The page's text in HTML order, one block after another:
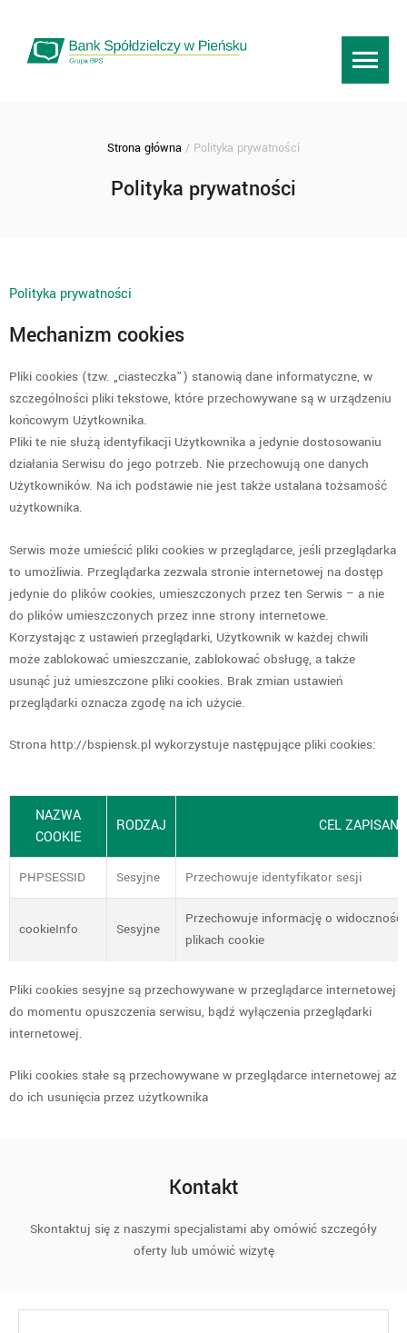
Strona główna / Polityka prywatności
Polityka prywatności
Polityka prywatności
Mechanizm cookies
Pliki cookies (tzw. „ciasteczka”) stanowią dane informatyczne, w
szczególności pliki tekstowe, które przechowywane są w urządzeniu
końcowym Użytkownika.
Pliki te nie służą identyfikacji Użytkownika a jedynie dostosowaniu
działania Serwisu do jego potrzeb. Nie przechowują one danych
Użytkowników. Na ich podstawie nie jest także ustalana tożsamość
użytkownika.
Serwis może umieścić pliki cookies w przeglądarce, jeśli przeglądarka
to umożliwia. Przeglądarka zezwala stronie internetowej na dostęp
jedynie do plików cookies, umieszczonych przez ten Serwis – a nie
do plików umieszczonych przez inne strony internetowe.
Korzystając z ustawień przeglądarki, Użytkownik w każdej chwili
może zablokować umieszczanie, zablokować obsługę, a także
usunąć już umieszczone pliki cookies. Brak zmian ustawień
przeglądarki oznacza zgodę na ich użycie.
Strona http://bspiensk.pl wykorzystuje następujące pliki cookies:
NAZWA
COOKIE
RODZAJ CEL
PHPSESSID Sesyjne Przechowuje identyfikator sesji
cookieInfo Sesyjne
Przechowuje informację o
plikach cookie
Pliki cookies sesyjne są przechowywane w przeglądarce internetowej
do momentu opuszczenia serwisu, bądź wyłączenia przeglądarki
internetowej.
Pliki cookies stałe są przechowywane w przeglądarce internetowej aż
do ich usunięcia przez użytkownika
Kontakt
Skontaktuj się z naszymi specjalistami aby omówić szczegóły
oferty lub umówić wizytę